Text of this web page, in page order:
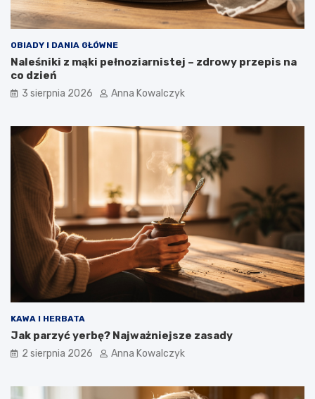
OBIADY I DANIA GŁÓWNE
Naleśniki z mąki pełnoziarnistej – zdrowy przepis na
co dzień
3 sierpnia 2026 Anna Kowalczyk
KAWA I HERBATA
Jak parzyć yerbę? Najważniejsze zasady
2 sierpnia 2026 Anna Kowalczyk